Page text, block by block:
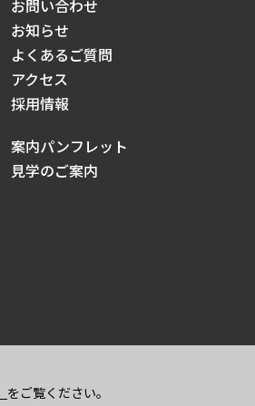
お問い合わせ
お知らせ
よくあるご質問
アクセス
採用情報
案内パンフレット
見学のご案内
をご覧ください。